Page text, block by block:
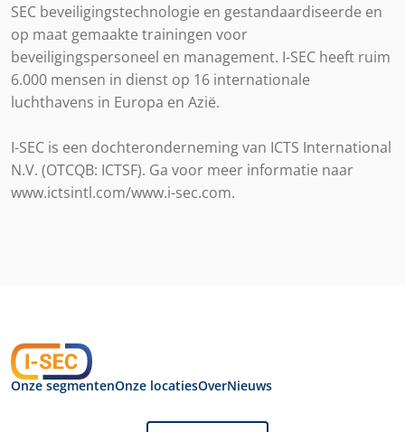
SEC beveiligingstechnologie en gestandaardiseerde en
op maat gemaakte trainingen voor
beveiligingspersoneel en management. I-SEC heeft ruim
6.000 mensen in dienst op 16 internationale
luchthavens in Europa en Azië.
I-SEC is een dochteronderneming van ICTS International
N.V. (OTCQB: ICTSF). Ga voor meer informatie naar
www.ictsintl.com/www.i-sec.com.
Onze segmentenOnze locatiesOverNieuws